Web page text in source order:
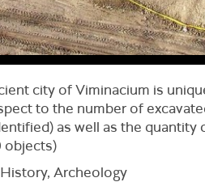
city of Viminacium is
to the number of
as well as the
objects)
Archeology